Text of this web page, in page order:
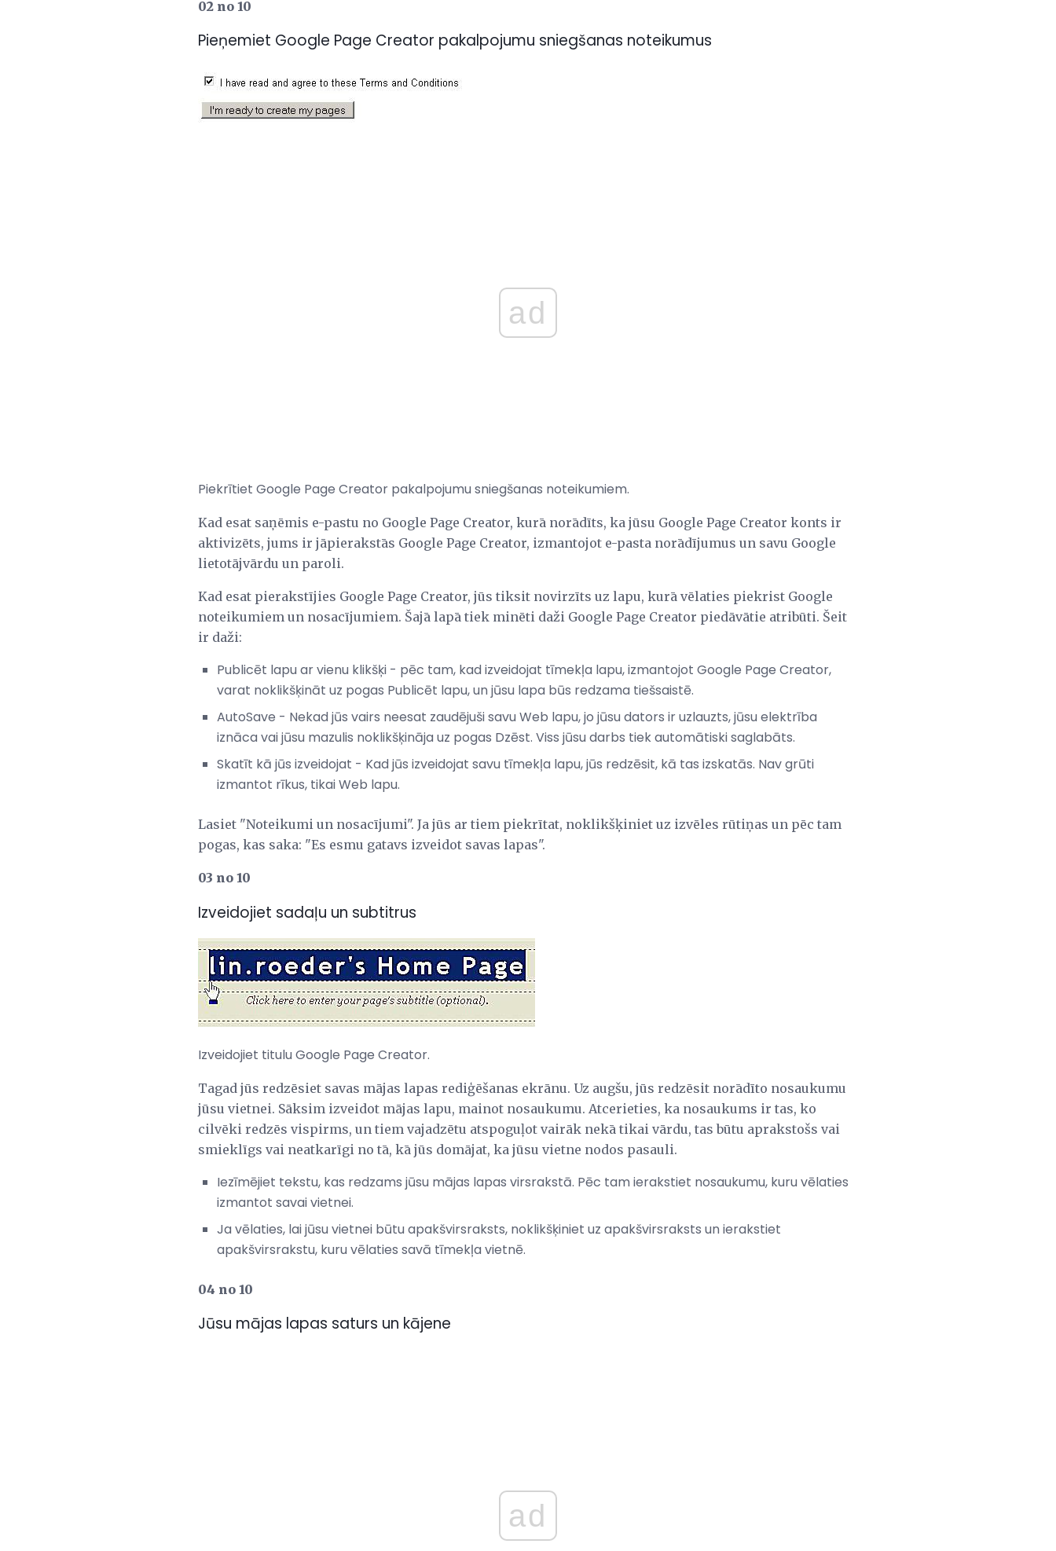
02 no 10
Pieņemiet Google Page Creator pakalpojumu sniegšanas noteikumus
ad
Piekrītiet Google Page Creator pakalpojumu sniegšanas noteikumiem.
Kad esat saņēmis e-pastu no Google Page Creator, kurā norādīts, ka jūsu Google Page Creator konts ir
aktivizēts, jums ir jāpierakstās Google Page Creator, izmantojot e-pasta norādījumus un savu Google
lietotājvārdu un paroli.
Kad esat pierakstījies Google Page Creator, jūs tiksit novirzīts uz lapu, kurā vēlaties piekrist Google
noteikumiem un nosacījumiem. Šajā lapā tiek minēti daži Google Page Creator piedāvātie atribūti. Šeit
ir daži:
Publicēt lapu ar vienu klikšķi - pēc tam, kad izveidojat tīmekļa lapu, izmantojot Google Page Creator,
varat noklikšķināt uz pogas Publicēt lapu, un jūsu lapa būs redzama tiešsaistē.
AutoSave - Nekad jūs vairs neesat zaudējuši savu Web lapu, jo jūsu dators ir uzlauzts, jūsu elektrība
iznāca vai jūsu mazulis noklikšķināja uz pogas Dzēst. Viss jūsu darbs tiek automātiski saglabāts.
Skatīt kā jūs izveidojat - Kad jūs izveidojat savu tīmekļa lapu, jūs redzēsit, kā tas izskatās. Nav grūti
izmantot rīkus, tikai Web lapu.
Lasiet "Noteikumi un nosacījumi". Ja jūs ar tiem piekrītat, noklikšķiniet uz izvēles rūtiņas un pēc tam
pogas, kas saka: "Es esmu gatavs izveidot savas lapas".
03 no 10
Izveidojiet sadaļu un subtitrus
Izveidojiet titulu Google Page Creator.
Tagad jūs redzēsiet savas mājas lapas rediģēšanas ekrānu. Uz augšu, jūs redzēsit norādīto nosaukumu
jūsu vietnei. Sāksim izveidot mājas lapu, mainot nosaukumu. Atcerieties, ka nosaukums ir tas, ko
cilvēki redzēs vispirms, un tiem vajadzētu atspoguļot vairāk nekā tikai vārdu, tas būtu aprakstošs vai
smieklīgs vai neatkarīgi no tā, kā jūs domājat, ka jūsu vietne nodos pasauli.
Iezīmējiet tekstu, kas redzams jūsu mājas lapas virsrakstā. Pēc tam ierakstiet nosaukumu, kuru vēlaties
izmantot savai vietnei.
Ja vēlaties, lai jūsu vietnei būtu apakšvirsraksts, noklikšķiniet uz apakšvirsraksts un ierakstiet
apakšvirsrakstu, kuru vēlaties savā tīmekļa vietnē.
04 no 10
Jūsu mājas lapas saturs un kājene
ad